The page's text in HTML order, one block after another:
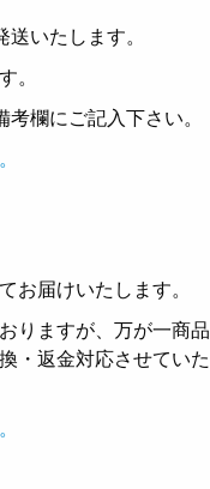
いたします。
。
欄にご記入下さい。
お届けいたします。
りますが、万が一商品
・返金対応させていた